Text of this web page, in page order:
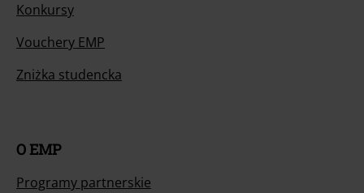
Konkursy
Vouchery EMP
Zniżka studencka
O EMP
Programy partnerskie